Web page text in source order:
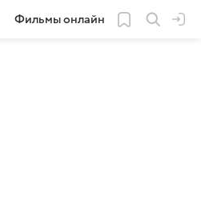
Фильмы онлайн